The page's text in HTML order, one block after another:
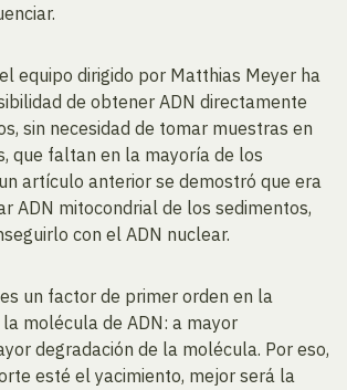
equipo dirigido por Matthias Meyer ha
de obtener ADN directamente
sin necesidad de tomar muestras en
que faltan en la mayoría de los
artículo anterior se demostró que era
ADN mitocondrial de los sedimentos,
con el ADN nuclear.
un factor de primer orden en la
molécula de ADN: a mayor
degradación de la molécula. Por eso,
esté el yacimiento, mejor será la